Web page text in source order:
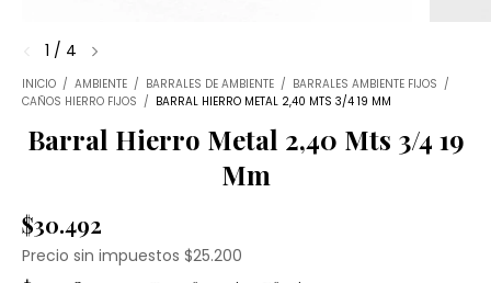
1 / 4
INICIO / AMBIENTE / BARRALES DE AMBIENTE / BARRALES AMBIENTE FIJOS /
CAÑOS HIERRO FIJOS / BARRAL HIERRO METAL 2,40 MTS 3/4 19 MM
Barral Hierro Metal 2,40 Mts 3/4 19
Mm
$30.492
Precio sin impuestos $25.200